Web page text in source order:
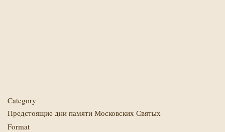
Category
Предстоящие дни памяти Московских Святых
Format